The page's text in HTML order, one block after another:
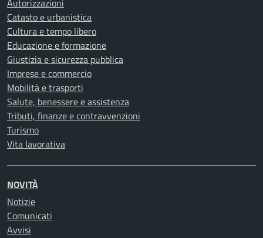
Autorizzazioni
Catasto e urbanistica
Cultura e tempo libero
Educazione e formazione
Giustizia e sicurezza pubblica
Imprese e commercio
Mobilità e trasporti
Salute, benessere e assistenza
Tributi, finanze e contravvenzioni
Turismo
Vita lavorativa
NOVITÀ
Notizie
Comunicati
Avvisi